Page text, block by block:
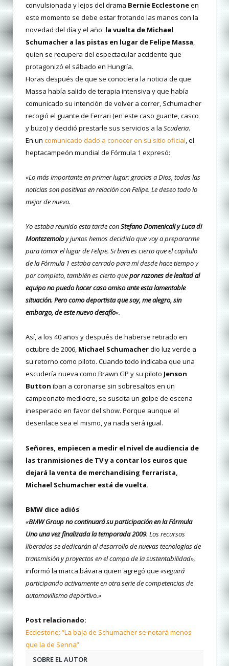
convulsionada y lejos del drama Bernie Ecclestoneen
este momento se debe estar frotando las manos con la
novedad del día y el año: la vuelta de Michael
Schumacher a las pistas en lugar de Felipe Massa,
quien se recupera del espectacular accidente que
protagonizó el sábado en Hungría.
Horas después de que se conociera la noticia de que
Massa había salido de terapia intensiva y que había
comunicado su intención de volver a correr, Schumacher
recogió el guante de Ferrari (en este caso guante, casco
y buzo) y decidió prestarle sus servicios a la Scuderia.
En un comunicado dado a conocer en su sitio oficial, el
heptacampeón mundial de Fórmula 1 expresó:
«Lo más importante en primer lugar: gracias a Dios, todas las
noticias son positivas en relación con Felipe. Le deseo todo lo
mejor de nuevo.
Yo estaba reunido esta tarde conStefano Domenicali y Luca di
Montezemoloy juntos hemos decidido que voy a prepararme
para tomar el lugar de Felipe. Si bien es cierto que el capítulo
de la Fórmula 1 estaba cerrado para mí desde hace tiempo y
por completo, también es cierto quepor razones de lealtad al
equipo no puedo hacer caso omiso ante esta lamentable
situación. Pero como deportista que soy, me alegro, sin
embargo, de este nuevo desafío«.
Así, a los 40 años y después de haberse retirado en
octubre de 2006, Michael Schumacherdio luz verde a
su retorno como piloto. Cuando todo indicaba que una
escudería nueva como Brawn GP y su piloto Jenson
Button iban a coronarse sin sobresaltos en un
campeonato mediocre, se suscita un golpe de escena
inesperado en favor del show. Porque aunque el
desenlace sea el mismo, ya nada será igual.
Señores, empiecen a medir el nivel de audiencia de
las tranmisiones de TV y a contar los euros que
dejará la venta de merchandising ferrarista,
Michael Schumacher está de vuelta.
BMW dice adiós
«BMW Group no continuará su participación en la Fórmula
Uno una vez finalizada la temporada 2009. Los recursos
liberados se dedicarán al desarrollo de nuevas tecnologías de
transmisión y proyectos en el campo de la sustentabilidad»,
informó la marca bávara quien agregó que «seguirá
participando activamente en otra serie de competencias de
automovilismo deportivo.»
Post relacionado:
Ecclestone: “La baja de Schumacher se notará menos
que la de Senna”
SOBRE EL AUTOR